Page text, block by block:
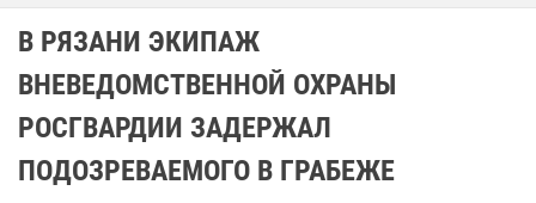
В РЯЗАНИ ЭКИПАЖ
ВНЕВЕДОМСТВЕННОЙ ОХРАНЫ
РОСГВАРДИИ ЗАДЕРЖАЛ
ПОДОЗРЕВАЕМОГО В ГРАБЕЖЕ